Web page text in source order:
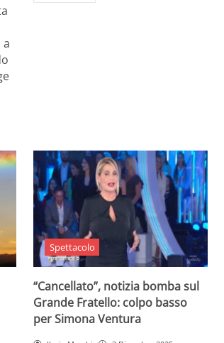
Spettacolo
“Cancellato”, notizia bomba sul
Grande Fratello: colpo basso
per Simona Ventura